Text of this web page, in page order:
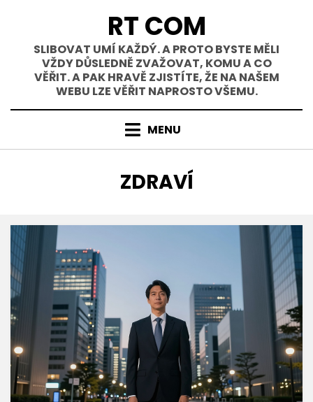
obsahu
RT COM
SLIBOVAT UMÍ KAŽDÝ. A PROTO BYSTE MĚLI
VŽDY DŮSLEDNĚ ZVAŽOVAT, KOMU A CO
VĚŘIT. A PAK HRAVĚ ZJISTÍTE, ŽE NA NAŠEM
WEBU LZE VĚŘIT NAPROSTO VŠEMU.
MENU
RUBRIKA
:
ZDRAVÍ